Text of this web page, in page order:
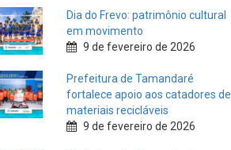
Dia do Frevo: patrimônio cultural
em movimento
9 de fevereiro de 2026
Prefeitura de Tamandaré
fortalece apoio aos catadores de
materiais recicláveis
9 de fevereiro de 2026